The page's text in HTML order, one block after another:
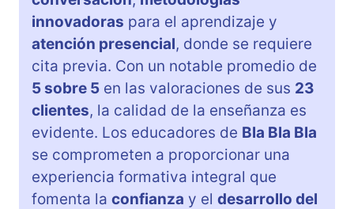
innovadoras para el aprendizaje y
atención presencial, donde se requiere
cita previa. Con un notable promedio de
5 sobre 5 en las valoraciones de sus 23
clientes, la calidad de la enseñanza es
evidente. Los educadores de Bla Bla Bla
se comprometen a proporcionar una
experiencia formativa integral que
fomenta la confianza y el desarrollo del